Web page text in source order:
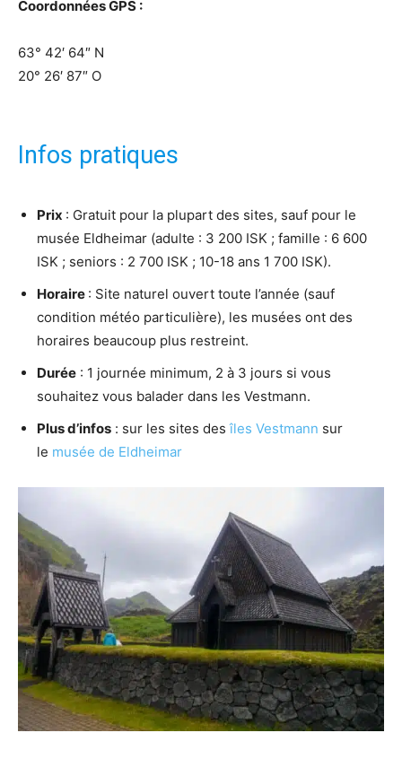
Coordonnées GPS :
63° 42′ 64″ N
20° 26′ 87″ O
Infos pratiques
Prix : Gratuit pour la plupart des sites, sauf pour le
musée Eldheimar (adulte : 3 200 ISK ; famille : 6 600
ISK ; seniors : 2 700 ISK ; 10-18 ans 1 700 ISK).
Horaire : Site naturel ouvert toute l’année (sauf
condition météo particulière), les musées ont des
horaires beaucoup plus restreint.
Durée : 1 journée minimum, 2 à 3 jours si vous
souhaitez vous balader dans les Vestmann.
Plus d’infos : sur les sites desîles Vestmann sur
le musée de Eldheimar